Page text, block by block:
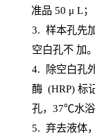
准品 50 μ L；
3. 样本孔先
空白孔不 加。
4.
除空白孔
酶 (HRP) 标
孔， 37℃水
5. 弃去液体